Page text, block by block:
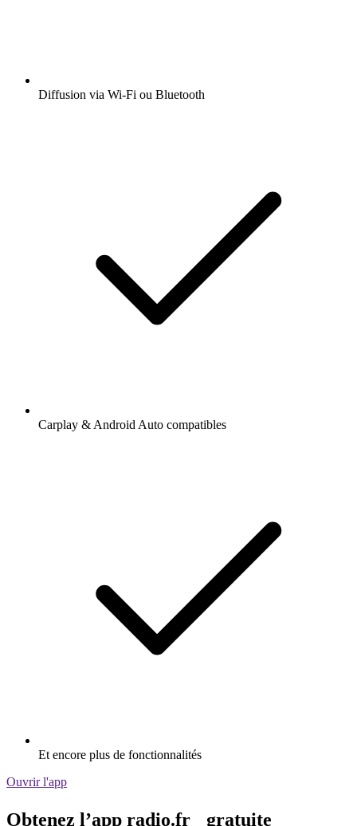
Diffusion via Wi-Fi ou Bluetooth
Carplay & Android Auto compatibles
Et encore plus de fonctionnalités
Ouvrir l'app
Obtenez l’app radio.fr gratuite